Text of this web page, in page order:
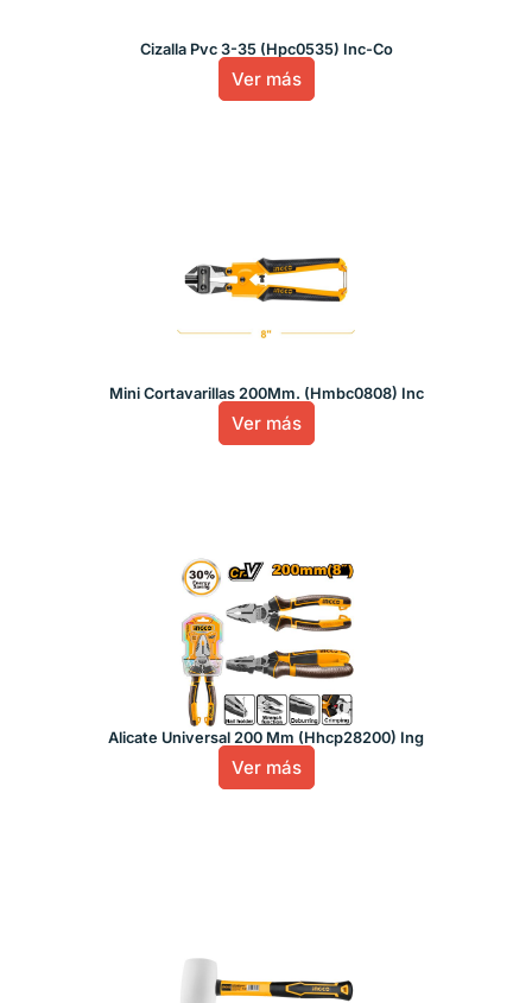
Cizalla Pvc 3-35 (Hpc0535) Inc-Co
Ver más
Mini Cortavarillas 200Mm. (Hmbc0808) Inc
Ver más
Alicate Universal 200 Mm (Hhcp28200) Ing
Ver más